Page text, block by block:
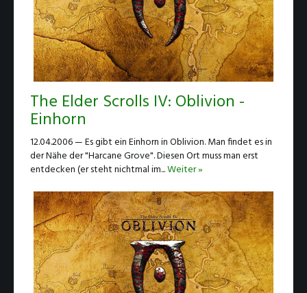
The Elder Scrolls IV: Oblivion -
Einhorn
12.04.2006 — Es gibt ein Einhorn in Oblivion. Man findet es in
der Nähe der "Harcane Grove". Diesen Ort muss man erst
entdecken (er steht nichtmal im...Weiter »